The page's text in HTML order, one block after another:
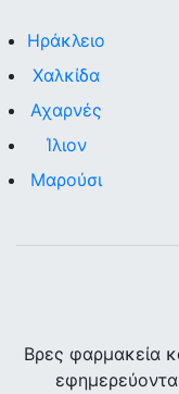
Ηράκλειο
Χαλκίδα
Αχαρνές
Ίλιον
Μαρούσι
Βρες φαρμακεία